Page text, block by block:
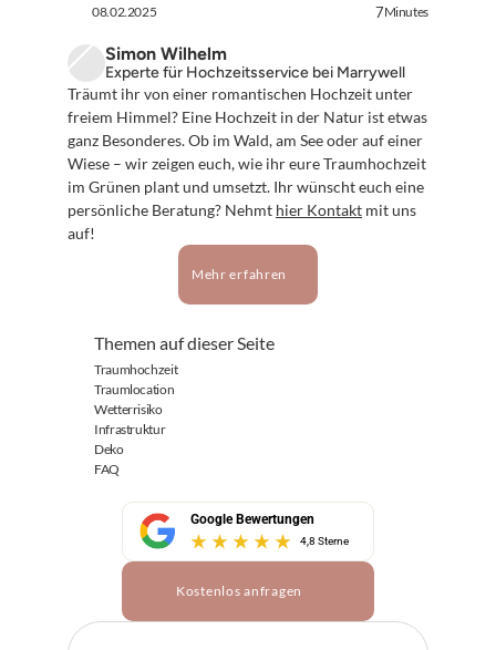
08.02.2025 7Minutes
Simon Wilhelm
Experte für Hochzeitsservice bei Marrywell
Träumt ihr von einer romantischen Hochzeit unter
freiem Himmel? Eine Hochzeit in der Natur ist etwas
ganz Besonderes. Ob im Wald, am See oder auf einer
Wiese – wir zeigen euch, wie ihr eure Traumhochzeit
im Grünen plant und umsetzt. Ihr wünscht euch eine
persönliche Beratung? Nehmt hier Kontakt mit uns
auf!
Mehr erfahren
Themen auf dieser Seite
Traumhochzeit
Traumlocation
Wetterrisiko
Infrastruktur
Deko
FAQ
Google Bewertungen
4,8 Sterne
Kostenlos anfragen